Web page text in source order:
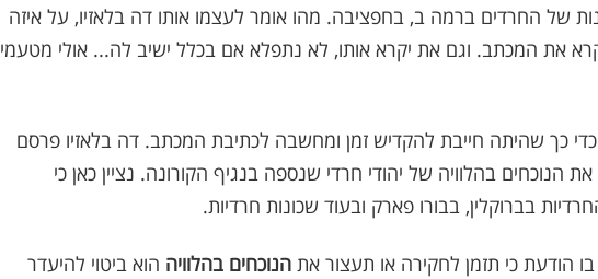
של החרדים ברמה ב, בחפציבה. מהו אומר לעצמו אותו דה בלאזיו, על איזה
את המכתב. וגם את יקרא אותו, לא נתפלא אם בכלל ישיב לה... אולי מטעמי
כך שהיתה חייבת להקדיש זמן ומחשבה לכתיבת המכתב. דה בלאזיו פרסם
את הנוכחים בהלוויה של יהודי חרדי שנספה בנגיף הקורונה. נציין כאן כי
בברוקלין, בבורו פארק ובעוד שכונות חרדיות.
הודעת כי תזמן לחקירה או תעצור את הנוכחים בהלוויה הוא ביטוי להיעדר